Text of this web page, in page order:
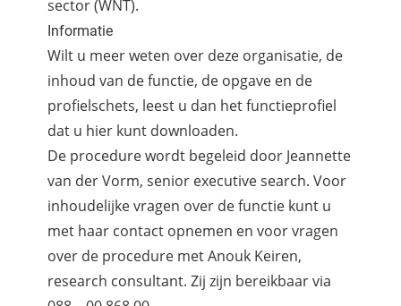
sector (WNT).
Informatie
Wilt u meer weten over deze organisatie, de
inhoud van de functie, de opgave en de
profielschets, leest u dan het functieprofiel
dat u hier kunt downloaden.
De procedure wordt begeleid door Jeannette
van der Vorm, senior executive search. Voor
inhoudelijke vragen over de functie kunt u
met haar contact opnemen en voor vragen
over de procedure met Anouk Keiren,
research consultant. Zij zijn bereikbaar via